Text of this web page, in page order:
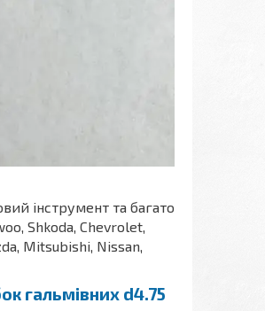
інструмент та багато
Shkoda, Chevrolet,
Mitsubishi, Nissan,
гальмівних d4.75